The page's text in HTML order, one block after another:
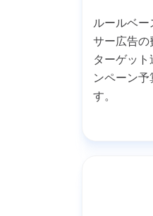
ルールベ
サー広告の
ターゲッ
ンペーン予
す。